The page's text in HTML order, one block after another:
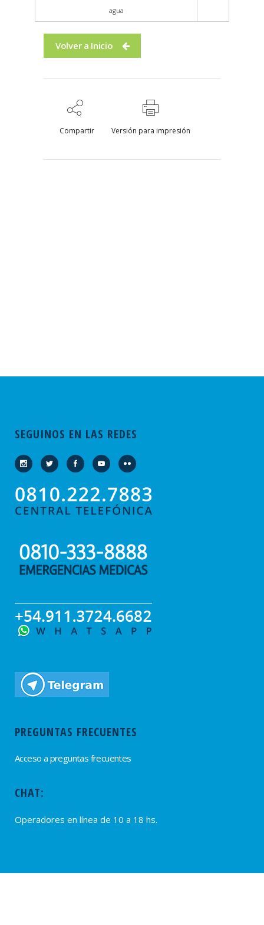
agua
Volver a Inicio
Compartir Versión para impresión
SEGUINOS EN LAS REDES
PREGUNTAS FRECUENTES
Acceso a preguntas frecuentes
CHAT:
Operadores en línea de 10 a 18 hs.
PROVEEDORES